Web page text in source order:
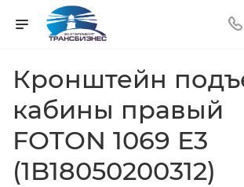
Кронштейн
кабины правый
FOTON 1069 Е3
(1B18050200312)